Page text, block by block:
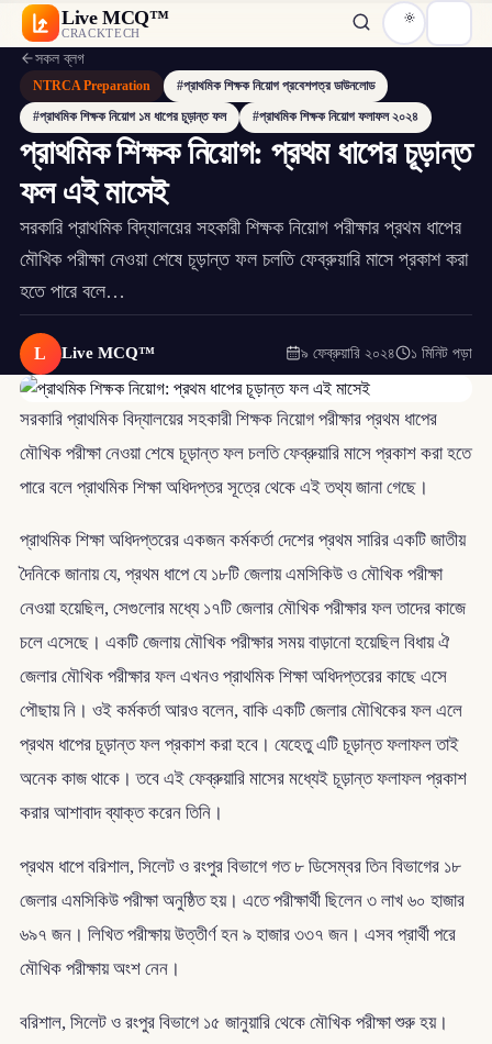
Live MCQ™
CRACKTECH
সকল ব্লগ
NTRCA Preparation #প্রাথমিক শিক্ষক নিয়োগ প্রবেশপত্র ডাউনলোড
#প্রাথমিক শিক্ষক নিয়োগ ১ম ধাপের চূড়ান্ত ফল #প্রাথমিক শিক্ষক নিয়োগ ফলাফল ২০২৪
প্রাথমিক শিক্ষক নিয়োগ: প্রথম ধাপের চূড়ান্ত
ফল এই মাসেই
সরকারি প্রাথমিক বিদ্যালয়ের সহকারী শিক্ষক নিয়োগ পরীক্ষার প্রথম ধাপের
মৌখিক পরীক্ষা নেওয়া শেষে চূড়ান্ত ফল চলতি ফেব্রুয়ারি মাসে প্রকাশ করা
হতে পারে বলে…
L Live MCQ™ ৯ ফেব্রুয়ারি ২০২৪ ১ মিনিট পড়া
সরকারি প্রাথমিক বিদ্যালয়ের সহকারী শিক্ষক নিয়োগ পরীক্ষার প্রথম ধাপের
মৌখিক পরীক্ষা নেওয়া শেষে চূড়ান্ত ফল চলতি ফেব্রুয়ারি মাসে প্রকাশ করা হতে
পারে বলে প্রাথমিক শিক্ষা অধিদপ্তর সূত্রে থেকে এই তথ্য জানা গেছে।
প্রাথমিক শিক্ষা অধিদপ্তরের একজন কর্মকর্তা দেশের প্রথম সারির একটি জাতীয়
দৈনিকে জানায় যে, প্রথম ধাপে যে ১৮টি জেলায় এমসিকিউ ও মৌখিক পরীক্ষা
নেওয়া হয়েছিল, সেগুলোর মধ্যে ১৭টি জেলার মৌখিক পরীক্ষার ফল তাদের কাজে
চলে এসেছে। একটি জেলায় মৌখিক পরীক্ষার সময় বাড়ানো হয়েছিল বিধায় ঐ
জেলার মৌখিক পরীক্ষার ফল এখনও প্রাথমিক শিক্ষা অধিদপ্তরের কাছে এসে
পৌছায় নি। ওই কর্মকর্তা আরও বলেন, বাকি একটি জেলার মৌখিকের ফল এলে
প্রথম ধাপের চূড়ান্ত ফল প্রকাশ করা হবে। যেহেতু এটি চূড়ান্ত ফলাফল তাই
অনেক কাজ থাকে। তবে এই ফেব্রুয়ারি মাসের মধ্যেই চূড়ান্ত ফলাফল প্রকাশ
করার আশাবাদ ব্যাক্ত করেন তিনি।
প্রথম ধাপে বরিশাল, সিলেট ও রংপুর বিভাগে গত ৮ ডিসেম্বর তিন বিভাগের ১৮
জেলার এমসিকিউ পরীক্ষা অনুষ্ঠিত হয়। এতে পরীক্ষার্থী ছিলেন ৩ লাখ ৬০ হাজার
৬৯৭ জন। লিখিত পরীক্ষায় উত্তীর্ণ হন ৯ হাজার ৩৩৭ জন। এসব প্রার্থী পরে
মৌখিক পরীক্ষায় অংশ নেন।
বরিশাল, সিলেট ও রংপুর বিভাগে ১৫ জানুয়ারি থেকে মৌখিক পরীক্ষা শুরু হয়।